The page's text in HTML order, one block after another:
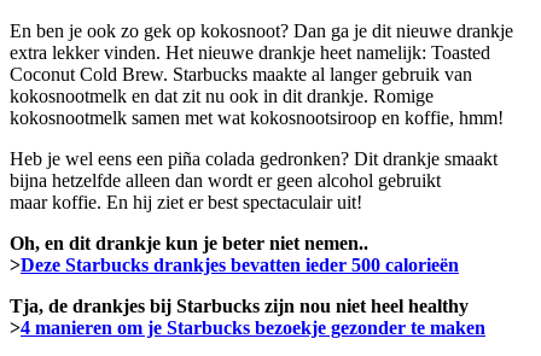
En ben je ook zo gek op kokosnoot? Dan ga je dit nieuwe drankje
extra lekker vinden. Het nieuwe drankje heet namelijk: Toasted
Coconut Cold Brew. Starbucks maakte al langer gebruik van
kokosnootmelk en dat zit nu ook in dit drankje. Romige
kokosnootmelk samen met wat kokosnootsiroop en koffie, hmm!
Heb je wel eens een piña colada gedronken? Dit drankje smaakt
bijna hetzelfde alleen dan wordt er geen alcohol gebruikt
maar koffie. En hij ziet er best spectaculair uit!
Oh, en dit drankje kun je beter niet nemen..
>Deze Starbucks drankjes bevatten ieder 500 calorieën
Tja, de drankjes bij Starbucks zijn nou niet heel healthy
>4 manieren om je Starbucks bezoekje gezonder te maken